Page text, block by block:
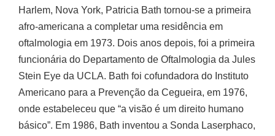
Harlem, Nova York, Patricia Bath tornou-se a primeira
afro-americana a completar uma residência em
oftalmologia em 1973. Dois anos depois, foi a primeira
funcionária do Departamento de Oftalmologia da Jules
Stein Eye da UCLA. Bath foi cofundadora do Instituto
Americano para a Prevenção da Cegueira, em 1976,
onde estabeleceu que “a visão é um direito humano
básico”. Em 1986, Bath inventou a Sonda Laserphaco,